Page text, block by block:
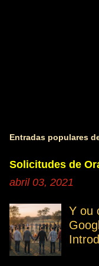
Entradas populares
Solicitudes de
abril 03, 2021
Y ou